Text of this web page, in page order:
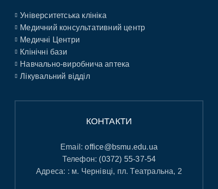
Університетська клініка
Медичний консультативний центр
Медичні Центри
Клінічні бази
Навчально-виробнича аптека
Лікувальний відділ
КОНТАКТИ
Email:office@bsmu.edu.ua
Телефон: (0372) 55-37-54
Адреса: : м. Чернівці, пл. Театральна, 2